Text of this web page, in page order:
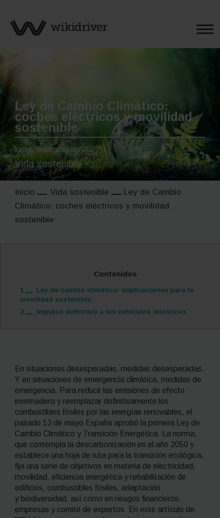
Ley de Cambio Climático:
coches eléctricos y movilidad
sostenible
lunes, 7 de junio de 2021
Vida sostenible
Inicio Vida sostenible
Ley de Cambio
Climático: coches eléctricos y movilidad
sostenible
Contenidos
1
Ley de cambio climático: implicaciones para la
movilidad sostenible
2
Impulso definitivo a los vehículos eléctricos
En situaciones desesperadas, medidas desesperadas.
Y en situaciones de emergencia climática, medidas de
emergencia. Para reducir las emisiones de efecto
invernadero y reemplazar definitivamente los
combustibles fósiles por las energías renovables, el
pasado 13 de mayo España aprobó la primera Ley de
Cambio Climático y Transición Energética. La norma,
que contempla la descarbonización en el año 2050 y
establece una hoja de ruta para la transición ecológica,
fija una serie de objetivos en materia de electricidad,
movilidad, eficiencia energética y rehabilitación de
edificios, combustibles fósiles, adaptación
y biodiversidad, así como en riesgos financieros,
empresas y comité de expertos. En este artículo de